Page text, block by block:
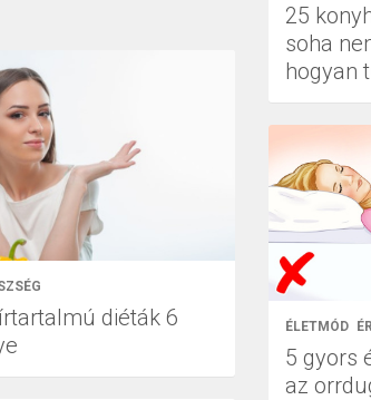
diéták 6
25
soha
hogyan
ÉLETMÓD
5 gyors
az